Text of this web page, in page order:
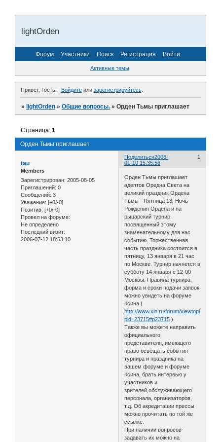
lightOrden
Форум Участники Поиск Регистрация Войти
Активные темы
Привет, Гость! Войдитеили зарегистрируйтесь.
»lightOrden »Общие вопросы. »Орден Тьмы приглашает
Орден Тьмы приглашает
Страница:1
Поделиться 1
2006-
01-10 15:35:56
tau
Members
Зарегистрирован: 2005-08-05
Приглашений: 0
Сообщений: 3
Уважение: [+0/-0]
Позитив: [+0/-0]
Провел на форуме:
Не определено
Последний визит:
2006-07-12 18:53:10
Орден Тьмы приглашает
адептов Оредна Света на
великий праздник Ордена
Тьмы - Пятница 13, Ночь
Рождения Ордена и на
рыцарский турнир,
посвященный этому
знаменательному для нас
событию. Торжественная
часть праздника состоится в
пятницу, 13 января в 21 час
по Москве. Турнир начнется в
субботу 14 января с 12-00
Москвы. Правила турнира,
форма и сроки подачи заявок
можно увидеть на форуме
Ксина (
http://www.xin.ru/forum/viewtopic.php?
pid=23715#p23715 ).
Также вы можете направить
официального
представителя, имеющего
право освещать события
турнира и праздника на
вашем форуме и форуме
Ксина, брать интервью у
участников и
зрителей,обслуживающего
персонала, организаторов,
т.д. Об акредитации прессы
можно прочитать по той же
ссылке.
При наличии вопросов-
задавать их можно на